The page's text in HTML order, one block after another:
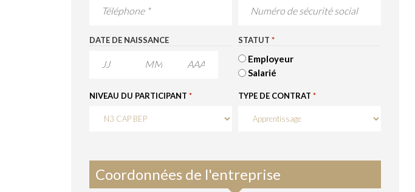
DATE DE NAISSANCE STATUT *
Employeur
Salarié
NIVEAU DU PARTICIPANT * TYPE DE CONTRAT *
Coordonnées de l'entreprise